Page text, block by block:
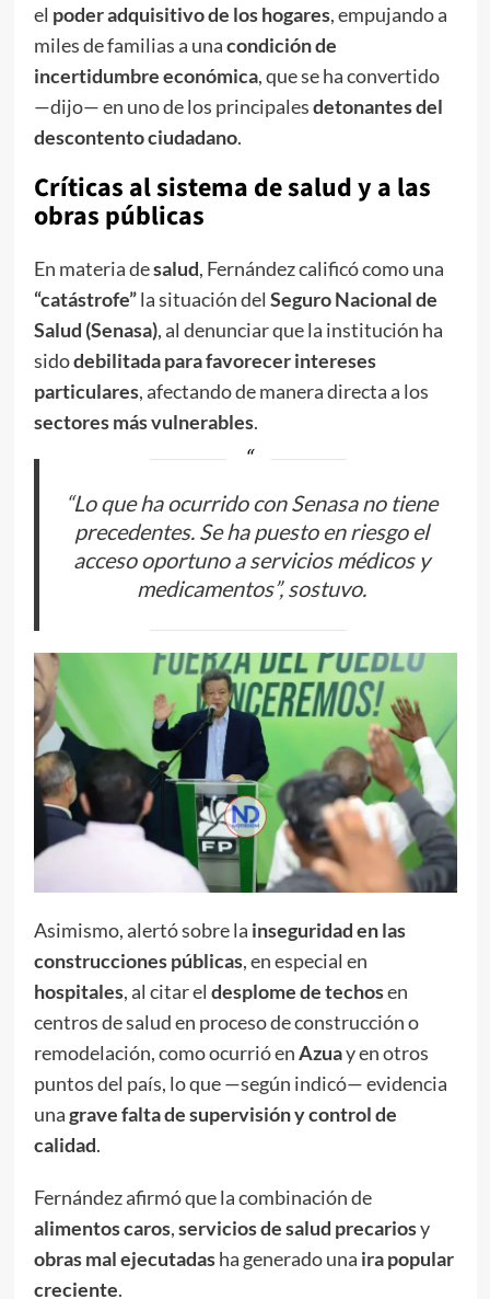
el poder adquisitivo de los hogares, empujando a
miles de familias a unacondición de
incertidumbre económica, que se ha convertido
—dijo— en uno de los principalesdetonantes del
descontento ciudadano.
Críticas al sistema de salud y a las
obras públicas
En materia desalud, Fernández calificó como una
“catástrofe”la situación del Seguro Nacional de
Salud (Senasa), al denunciar que la institución ha
sidodebilitada para favorecer intereses
particulares, afectando de manera directa a los
sectores más vulnerables.
“Lo que ha ocurrido con Senasa no tiene
precedentes. Se ha puesto en riesgo el
acceso oportuno a servicios médicos y
medicamentos”, sostuvo.
Asimismo, alertó sobre la inseguridad en las
construcciones públicas, en especial en
hospitales, al citar el desplome de techosen
centros de salud en proceso de construcción o
remodelación, como ocurrió enAzuay en otros
puntos del país, lo que —según indicó— evidencia
unagrave falta de supervisión y control de
calidad.
Fernández afirmó que la combinación de
alimentos caros,servicios de salud precariosy
obras mal ejecutadasha generado una ira popular
creciente.